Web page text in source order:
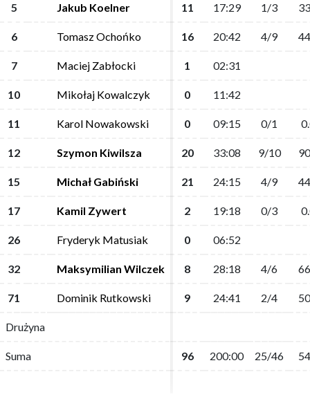
5 Jakub Koelner 11 17:29 1/3
6 Tomasz Ochońko 16 20:42 4/9
7 Maciej Zabłocki 1 02:31
10 Mikołaj Kowalczyk 0 11:42
11 Karol Nowakowski 0 09:15 0/1
12 Szymon Kiwilsza 20 33:08 9/10
15 Michał Gabiński 21 24:15 4/9
17 Kamil Zywert 2 19:18 0/3
26 Fryderyk Matusiak 0 06:52
32 Maksymilian Wilczek 8 28:18 4/6
71 Dominik Rutkowski 9 24:41 2/4
Drużyna
Suma 96 200:00 25/46
5 Jakub Koelner 11 17:29 1/3
6 Tomasz Ochońko 16 20:42 4/9
7 Maciej Zabłocki 1 02:31
10 Mikołaj Kowalczyk 0 11:42
11 Karol Nowakowski 0 09:15 0/1
12 Szymon Kiwilsza 20 33:08 9/10
15 Michał Gabiński 21 24:15 4/9
17 Kamil Zywert 2 19:18 0/3
26 Fryderyk Matusiak 0 06:52
32 Maksymilian Wilczek 8 28:18 4/6
71 Dominik Rutkowski 9 24:41 2/4
Drużyna
Suma 96 200:00 25/46